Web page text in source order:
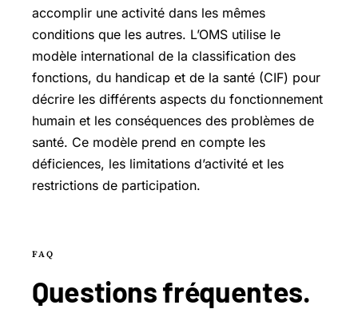
accomplir une activité dans les mêmes
conditions que les autres. L’OMS utilise le
modèle international de la classification des
fonctions, du handicap et de la santé (CIF) pour
décrire les différents aspects du fonctionnement
humain et les conséquences des problèmes de
santé. Ce modèle prend en compte les
déficiences, les limitations d’activité et les
restrictions de participation.
FAQ
Questionsfréquentes.